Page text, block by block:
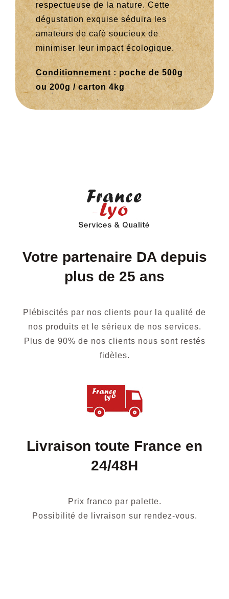
respectueuse de la nature. Cette
dégustation exquise séduira les
amateurs de café soucieux de
minimiser leur impact écologique.
Conditionnement: poche de 500g
ou 200g / carton 4kg
Votre partenaire DA depuis
plus de 25 ans
Plébiscités par nos clients pour la qualité de
nos produits et le sérieux de nos services.
Plus de 90% de nos clients nous sont restés
fidèles.
Livraison toute France en
24/48H
Prix franco par palette.
Possibilité de livraison sur rendez-vous.